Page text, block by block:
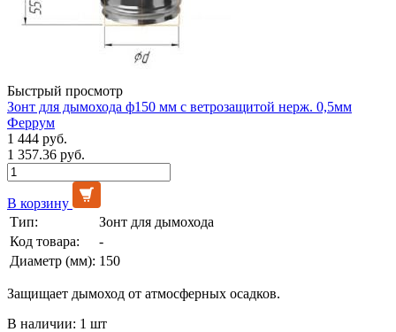
Быстрый просмотр
Зонт для дымохода ф150 мм с ветрозащитой нерж. 0,5мм
Феррум
1 444 руб.
1 357.36 руб.
В корзину
Тип:
Зонт для дымохода
Код товара:
-
Диаметр (мм): 150
Защищает дымоход от атмосферных осадков.
В наличии: 1 шт